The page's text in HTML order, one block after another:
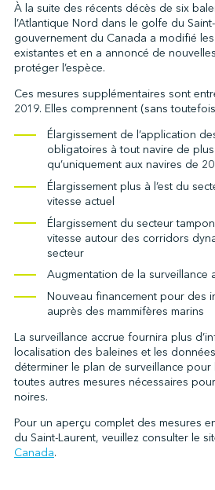
NOUS JOINDRE
À la suite des récents décès de six
l’Atlantique Nord dans le golfe du
gouvernement du Canada a modifié
existantes et en a annoncé de
protéger l’espèce.
Ces mesures supplémentaires sont
2019. Elles comprennent (sans toutefois
Élargissement de l’application
obligatoires à tout navire de
qu’uniquement aux navires de
Élargissement plus à l’est du
vitesse actuel
Élargissement du secteur
vitesse autour des corridors
secteur
Augmentation de la surveillance
Nouveau financement pour des
auprès des mammifères marins
La surveillance accrue fournira plus
localisation des baleines et les
déterminer le plan de surveillance
toutes autres mesures nécessaires
noires.
Pour un aperçu complet des mesures
du Saint-Laurent, veuillez consulter le
Canada.